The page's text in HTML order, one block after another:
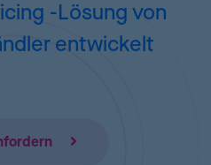
-Lösung von
entwickelt